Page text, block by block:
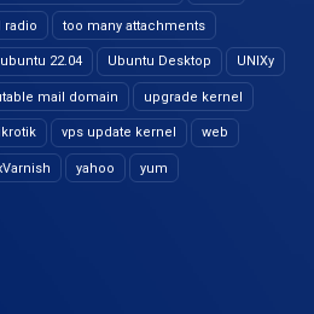
radio too many attachments
ubuntu 22.04 Ubuntu Desktop UNIXy
mail domain upgrade kernel
vps update kernel web
yahoo yum